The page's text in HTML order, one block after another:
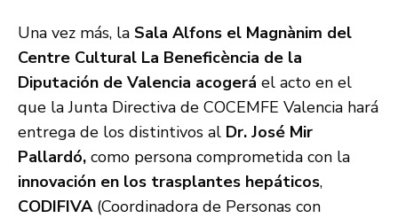
Una vez más, la Sala Alfons el Magnànim del
Centre Cultural La Beneficència de la
Diputación de Valencia acogerá el acto en el
que la Junta Directiva de COCEMFE Valencia hará
entrega de los distintivos al Dr. José Mir
Pallardó, como persona comprometida con la
innovación en los trasplantes hepáticos,
CODIFIVA(Coordinadora de Personas con